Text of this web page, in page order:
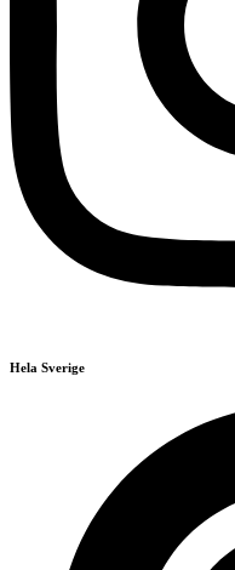
Hela Sverige